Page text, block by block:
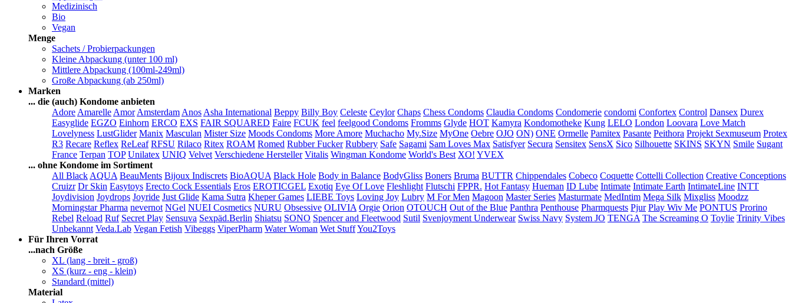
Medizinisch
Bio
Vegan
Menge
Sachets / Probierpackungen
Kleine Abpackung (unter 100 ml)
Mittlere Abpackung (100ml-249ml)
Große Abpackung (ab 250ml)
Marken
... die (auch) Kondome anbieten
Adore Amarelle Amor Amsterdam Anos Asha International Beppy Billy Boy Celeste Ceylor Chaps Chess Condoms Claudia Condoms Condomerie condomi Confortex Control Dansex Durex
Easyglide EGZO Einhorn ERCO EXS FAIR SQUARED Faire FCUK feel feelgood Condoms Fromms Glyde HOT Kamyra Kondomotheke Kung LELO London Loovara Love Match
Lovelyness LustGlider Manix Masculan Mister Size Moods Condoms More Amore Muchacho My.Size MyOne Oebre OJO ON) ONE Ormelle Pamitex Pasante Peithora Projekt Sexmuseum Protex
R3 Recare Reflex ReLeaf RFSU Rilaco Ritex ROAM Romed Rubber Fucker Rubbery Safe Sagami Sam Loves Max Satisfyer Secura Sensitex SensX Sico Silhouette SKINS SKYN Smile Sugant
France Terpan TOP Unilatex UNIQ Velvet Verschiedene Hersteller Vitalis Wingman Kondome World's Best XO! YVEX
... ohne Kondome im Sortiment
All Black AQUA BeauMents Bijoux Indiscrets BioAQUA Black Hole Body in Balance BodyGliss Boners Bruma BUTTR Chippendales Cobeco Coquette Cottelli Collection Creative Conceptions
Cruizr Dr Skin Easytoys Erecto Cock Essentials Eros EROTICGEL Exotiq Eye Of Love Fleshlight Flutschi FPPR. Hot Fantasy Hueman ID Lube Intimate Intimate Earth IntimateLine INTT
Joydivision Joydrops Joyride Just Glide Kama Sutra Kheper Games LIEBE Toys Loving Joy Lubry M For Men Magoon Master Series Masturmate MedIntim Mega Silk Mixgliss Moodzz
Morningstar Pharma nevernot NGel NUEI Cosmetics NURU Obsessive OLIVIA Orgie Orion OTOUCH Out of the Blue Panthra Penthouse Pharmquests Pjur Play Wiv Me PONTUS Prorino
Rebel Reload Ruf Secret Play Sensuva Sexpäd.Berlin Shiatsu SONO Spencer and Fleetwood Sutil Svenjoyment Underwear Swiss Navy System JO TENGA The Screaming O Toylie Trinity Vibes
Unbekannt Veda.Lab Vegan Fetish Vibeggs ViperPharm Water Woman Wet StuffYou2Toys
Für Ihren Vorrat
...nach Größe
XL (lang - breit - groß)
XS (kurz - eng - klein)
Standard (mittel)
Material